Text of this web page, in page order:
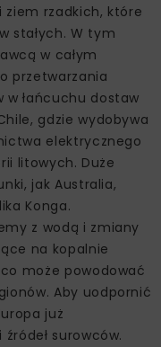
rzadkich, które
stałych. W tym
w całym
przetwarzania
w łańcuchu dostaw
gdzie wydobywa
elektrycznego
litowych. Duże
jak Australia,
Konga.
z wodą i zmiany
na kopalnie
może powodować
Aby uodpornić
już
surowców.